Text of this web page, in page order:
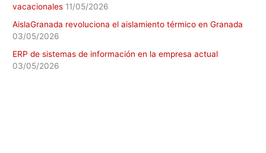
vacacionales 11/05/2026
AislaGranada revoluciona el aislamiento térmico en Granada
03/05/2026
ERP de sistemas de información en la empresa actual
03/05/2026